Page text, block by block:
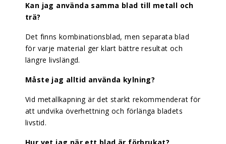
Kan jag använda samma blad till metall och
trä?
Det finns kombinationsblad, men separata blad
för varje material ger klart bättre resultat och
längre livslängd.
Måste jag alltid använda kylning?
Vid metallkapning är det starkt rekommenderat för
att undvika överhettning och förlänga bladets
livstid.